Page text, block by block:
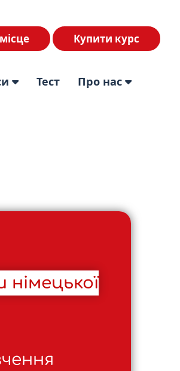
Купити курс
Тест Про нас
німецької